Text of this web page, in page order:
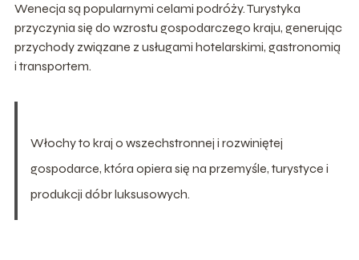
Wenecja są popularnymi celami podróży. Turystyka
przyczynia się do wzrostu gospodarczego kraju, generując
przychody związane z usługami hotelarskimi, gastronomią
i transportem.
Włochy to kraj o wszechstronnej i rozwiniętej
gospodarce, która opiera się na przemyśle, turystyce i
produkcji dóbr luksusowych.